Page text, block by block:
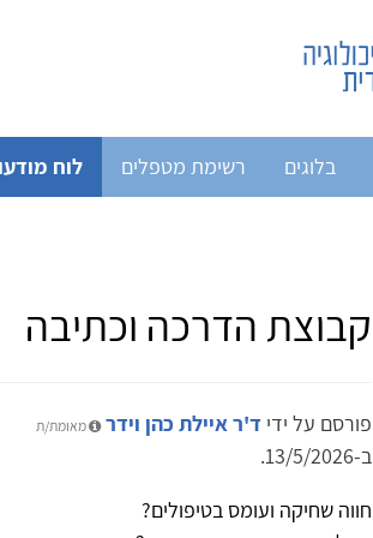
בלוגים רשימת מטפלים לוח
קבוצת הדרכה וכתיבה
פורסם על ידי ד'ר איילת כהן וידר מאומת/ת
ב-13/5/2026.
חווה שחיקה ועומס בטיפולים?